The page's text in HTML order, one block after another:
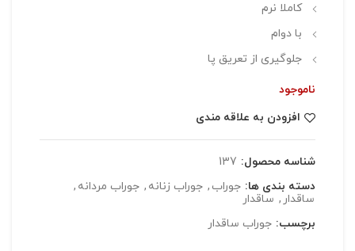
کاملا نرم
با دوام
جلوگیری از تعریق پا
ناموجود
افزودن به علاقه مندی
شناسه محصول: 137
دسته بندی ها: جوراب , جوراب زنانه , جوراب مردانه ,
ساقدار , ساقدار
برچسب: جوراب ساقدار